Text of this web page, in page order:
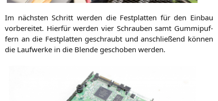
Im nächs­ten Schritt wer­den die Fest­plat­ten für den Ein­bau
vor­be­rei­tet. Hier­für wer­den vier Schrau­ben samt Gum­mi­puf­
fern an die Fest­plat­ten geschraubt und anschlie­ßend kön­nen
die Lauf­wer­ke in die Blen­de gescho­ben werden.